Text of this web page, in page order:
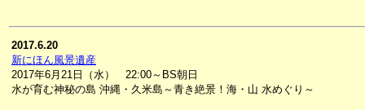
2017.6.20
新にほん風景遺産
2017年6月21日（水） 22:00～BS朝日
水が育む神秘の島 沖縄・久米島～青き絶景！海・山 水めぐり～